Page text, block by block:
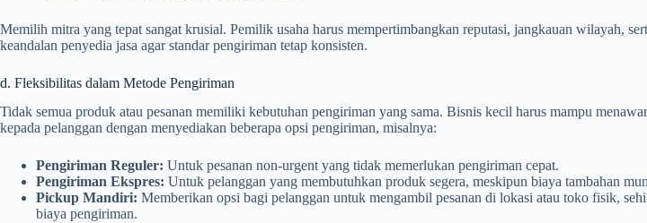
Memilih mitra yang tepat sangat krusial. Pemilik usaha harus mempertimbangkan reputasi, jangkauan wilayah,
keandalan penyedia jasa agar standar pengiriman tetap konsisten.
d. Fleksibilitas dalam Metode Pengiriman
Tidak semua produk atau pesanan memiliki kebutuhan pengiriman yang sama. Bisnis kecil harus mampu
kepada pelanggan dengan menyediakan beberapa opsi pengiriman, misalnya:
Pengiriman Reguler: Untuk pesanan non-urgent yang tidak memerlukan pengiriman cepat.
Pengiriman Ekspres: Untuk pelanggan yang membutuhkan produk segera, meskipun biaya tambahan
Pickup Mandiri: Memberikan opsi bagi pelanggan untuk mengambil pesanan di lokasi atau toko fisik,
biaya pengiriman.